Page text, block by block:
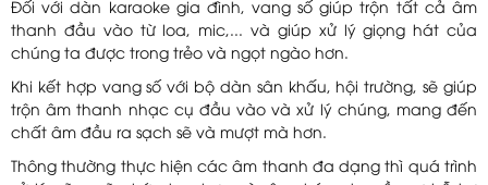
Đối với dàn karaoke gia đình, vang số giúp trộn tất cả âm
thanh đầu vào từ loa, mic,... và giúp xử lý giọng hát của
chúng ta được trong trẻo và ngọt ngào hơn.
Khi kết hợp vang số với bộ dàn sân khấu, hội trường, sẽ giúp
trộn âm thanh nhạc cụ đầu vào và xử lý chúng, mang đến
chất âm đầu ra sạch sẽ và mượt mà hơn.
Thông thường thực hiện các âm thanh đa dạng thì quá trình